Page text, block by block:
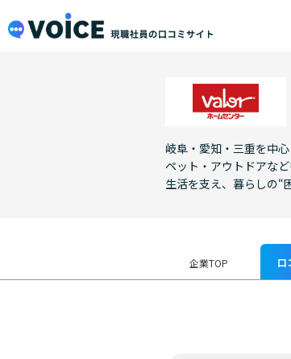
メインコンテンツにスキップ
岐阜・愛知・三重を中
ペット・アウトドアな
生活を支え、暮らしの“
企業TOP 口